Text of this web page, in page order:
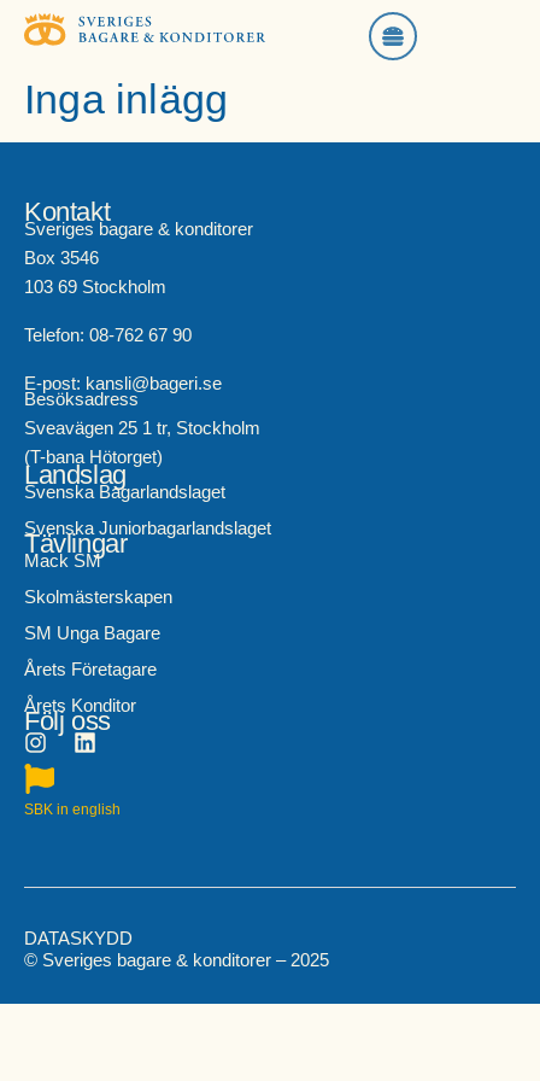
Inga inlägg
Kontakt
Sveriges bagare & konditorer
Box 3546
103 69 Stockholm
Telefon: 08-762 67 90
E-post: kansli@bageri.se
Besöksadress
Sveavägen 25 1 tr, Stockholm
(T-bana Hötorget)
Landslag
Svenska Bagarlandslaget
Svenska Juniorbagarlandslaget
Tävlingar
Mack SM
Skolmästerskapen
SM Unga Bagare
Årets Företagare
Årets Konditor
Följ oss
SBK in english
DATASKYDD
© Sveriges bagare & konditorer – 2025